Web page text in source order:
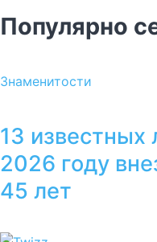
Популярно
Знаменитости
13
2026 году
45 лет